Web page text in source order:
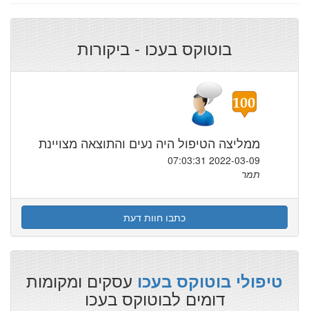
בוטוקס בעכו - ביקורות
ממליצה הטיפול היה נעים והתוצאה מצויינת
2022-03-09 07:03:31
תמר
כתבו חוות דעת
טיפולי בוטוקס בעכו עסקים ומקומות
דומים לבוטוקס בעכו